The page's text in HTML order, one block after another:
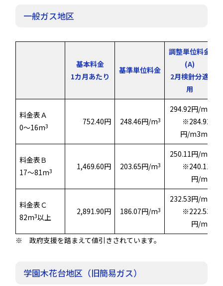
一般ガス地区
基本料金
1カ月あたり
基準単位料金
調整単位料金
(A)
2月検針分適
用
料金表Ａ
0～16m3 752.40円 248.46円/m3
294.92円/m
※284.92
円/m3m
料金表Ｂ
17～81m3 1,469.60円 203.65円/m3
250.11円/m
※240.11
円/m
料金表Ｃ
82m3以上
2,891.90円 186.07円/m3
232.53円/m
※222.53
円/m
※ 政府支援を踏まえて値引きされています。
学園木花台地区（旧簡易ガス）